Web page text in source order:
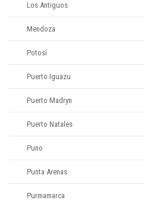
Los Antiguos
Mendoza
Potosí
Puerto Iguazu
Puerto Madryn
Puerto Natales
Puno
Punta Arenas
Purmamarca